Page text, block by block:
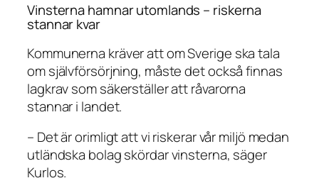
Vinsterna hamnar utomlands – riskerna
stannar kvar
Kommunerna kräver att om Sverige ska tala
om självförsörjning, måste det också finnas
lagkrav som säkerställer att råvarorna
stannar i landet.
– Det är orimligt att vi riskerar vår miljö medan
utländska bolag skördar vinsterna, säger
Kurlos.